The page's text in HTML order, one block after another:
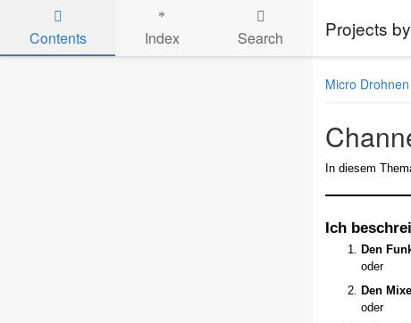
Projects
Contents Index Search
Micro Drohnen
In diesem
Ich
Den
oder
Den
oder